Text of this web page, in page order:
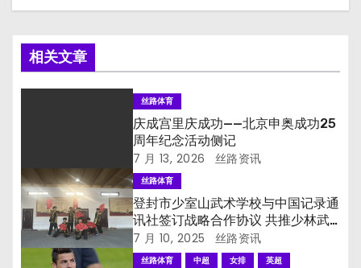
相关文章
丝路体育
庆成宫里庆成功——北京申奥成功25
周年纪念活动侧记
7 月 13, 2026 丝路资讯
丝路体育
登封市少室山武术学校与中国记录通
讯社签订战略合作协议 共推少林武
术文化全球传播
7 月 10, 2025 丝路资讯
丝路体育 中超 女排 英超